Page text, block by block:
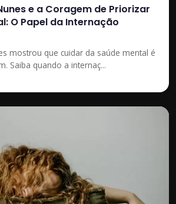
e a Coragem de Priorizar
O Papel da Internação
mostrou que cuidar da saúde mental é
Saiba quando a internaç...